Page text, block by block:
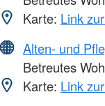
Karte: Link
Alten- und
Betreutes
Karte: Link